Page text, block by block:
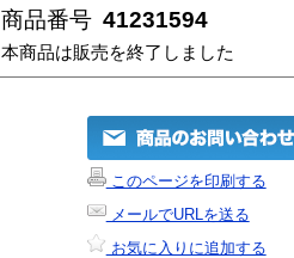
商品番号 41231594
本商品は販売を終了しました
このページを印刷する
メールでURLを送る
お気に入りに追加する